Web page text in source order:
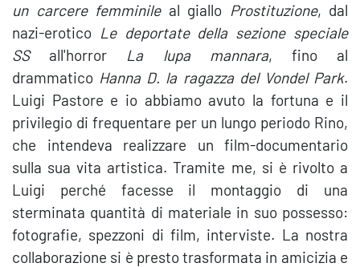
un carcere femminileal giallo Prostituzione, dal
nazi-erotico Le deportate della sezione speciale
SSall'horror La lupa mannara, fino al
drammatico Hanna D. la ragazza del Vondel Park.
Luigi Pastore e io abbiamo avuto la fortuna e il
privilegio di frequentare per un lungo periodo Rino,
che intendeva realizzare un film-documentario
sulla sua vita artistica. Tramite me, si è rivolto a
Luigi perché facesse il montaggio di una
sterminata quantità di materiale in suo possesso:
fotografie, spezzoni di film, interviste. La nostra
collaborazione si è presto trasformata in amicizia e